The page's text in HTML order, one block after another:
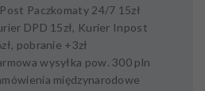
Paczkomaty 24/7 15zł
DPD 15zł, Kurier Inpost
, pobranie +3zł
wysyłka pow.300 pln
międzynarodowe